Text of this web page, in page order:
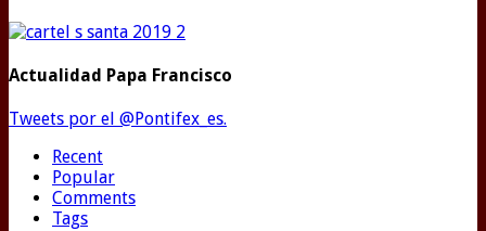
Actualidad Papa Francisco
Tweets por el @Pontifex_es.
Recent
Popular
Comments
Tags